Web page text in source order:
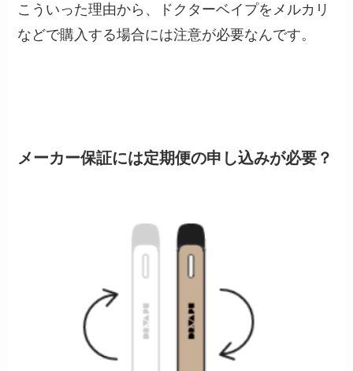
こういった理由から、ドクターベイプをメルカリ
などで購入する場合には注意が必要なんです。
メーカー保証には定期便の申し込みが必要？